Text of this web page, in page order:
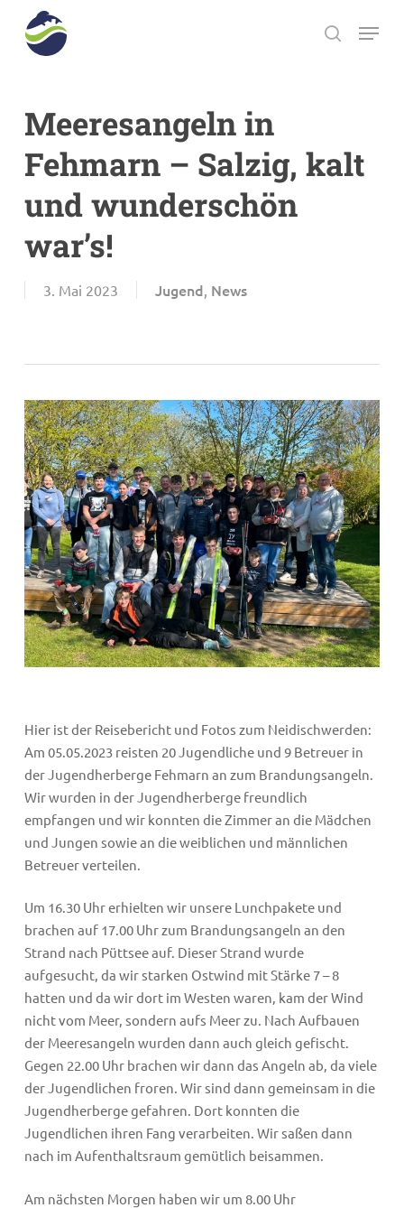
search
Menu
Meeresangeln in
Fehmarn – Salzig, kalt
und wunderschön
war’s!
3. Mai 2023 Jugend, News
Hier ist der Reisebericht und Fotos zum Neidischwerden:
Am 05.05.2023 reisten 20 Jugendliche und 9 Betreuer in
der Jugendherberge Fehmarn an zum Brandungsangeln.
Wir wurden in der Jugendherberge freundlich
empfangen und wir konnten die Zimmer an die Mädchen
und Jungen sowie an die weiblichen und männlichen
Betreuer verteilen.
Um 16.30 Uhr erhielten wir unsere Lunchpakete und
brachen auf 17.00 Uhr zum Brandungsangeln an den
Strand nach Püttsee auf. Dieser Strand wurde
aufgesucht, da wir starken Ostwind mit Stärke 7 – 8
hatten und da wir dort im Westen waren, kam der Wind
nicht vom Meer, sondern aufs Meer zu. Nach Aufbauen
der Meeresangeln wurden dann auch gleich gefischt.
Gegen 22.00 Uhr brachen wir dann das Angeln ab, da viele
der Jugendlichen froren. Wir sind dann gemeinsam in die
Jugendherberge gefahren. Dort konnten die
Jugendlichen ihren Fang verarbeiten. Wir saßen dann
nach im Aufenthaltsraum gemütlich beisammen.
Am nächsten Morgen haben wir um 8.00 Uhr